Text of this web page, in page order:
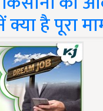
क्या है पूरा